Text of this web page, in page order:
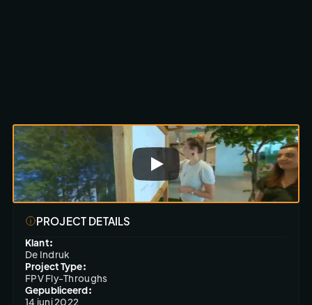
Scroll om te ontdekken
PROJECT DETAILS
Klant:
De Indruk
Project Type:
FPV Fly-Throughs
Gepubliceerd:
14 juni 2022